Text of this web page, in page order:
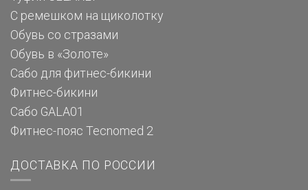
С ремешком на щиколотку
Обувь со стразами
Обувь в «Золоте»
Сабо для фитнес-бикини
Фитнес-бикини
Сабо GALA01
Фитнес-пояс Tecnomed 2
ДОСТАВКА ПО РОССИИ